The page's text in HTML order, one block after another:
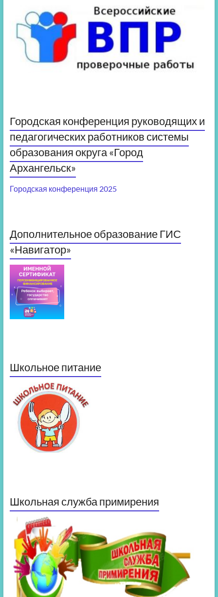
Городская конференция руководящих и
педагогических работников системы
образования округа «Город
Архангельск»
Городская конференция 2025
Дополнительное образование ГИС
«Навигатор»
Школьное питание
Школьная служба примирения